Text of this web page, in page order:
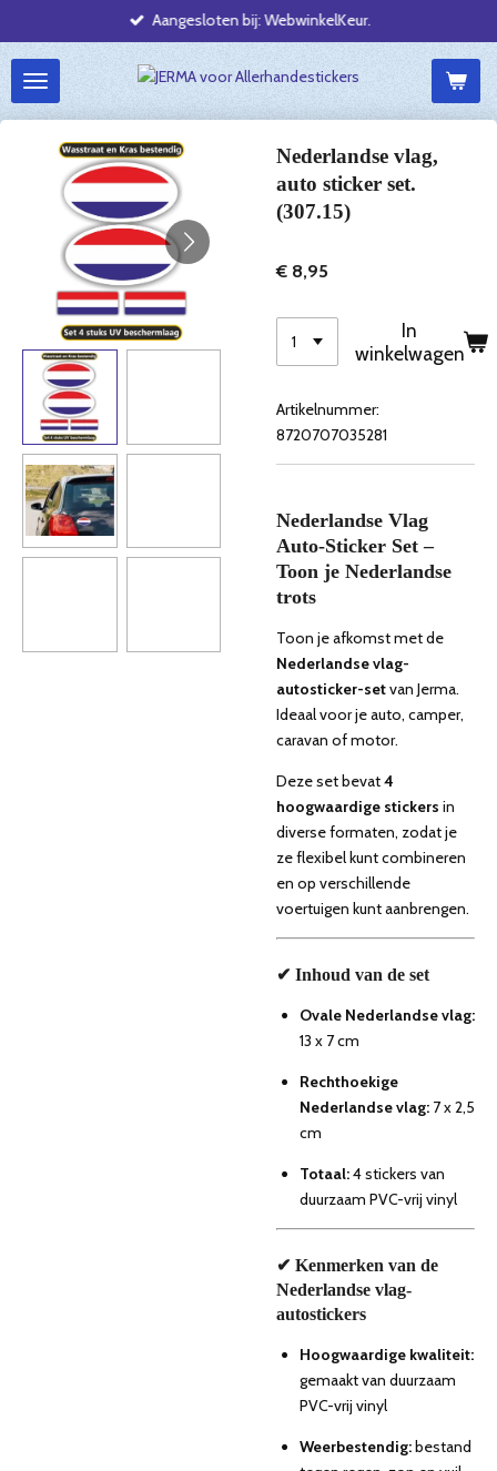
direct
naar
de
hoofdinhoud
Aangesloten bij: WebwinkelKeur.
Nederlandse vlag,
auto sticker set.
(307.15)
€ 8,95
In
winkelwagen
Artikelnummer:
8720707035281
Nederlandse Vlag
Auto-Sticker Set –
Toon je Nederlandse
trots
Toon je afkomst met de
Nederlandse vlag-
autosticker-setvan Jerma.
Ideaal voor je auto, camper,
caravan of motor.
Deze set bevat4
hoogwaardige stickers in
diverse formaten, zodat je
ze flexibel kunt combineren
en op verschillende
voertuigen kunt aanbrengen.
✔ Inhoud van de set
Ovale Nederlandse vlag:
13 x 7 cm
Rechthoekige
Nederlandse vlag: 7 x 2,5
cm
Totaal:4 stickers van
duurzaam PVC-vrij vinyl
✔ Kenmerken van de
Nederlandse vlag-
autostickers
Hoogwaardige kwaliteit:
gemaakt van duurzaam
PVC-vrij vinyl
Weerbestendig:bestand